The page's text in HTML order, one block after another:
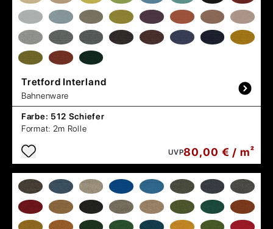
Tretford Interland
Bahnenware
Farbe: 512 Schiefer
Format: 2m Rolle
UVP80,00 € / m²